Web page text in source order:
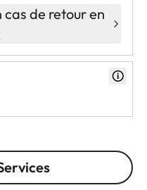
cas de retour en